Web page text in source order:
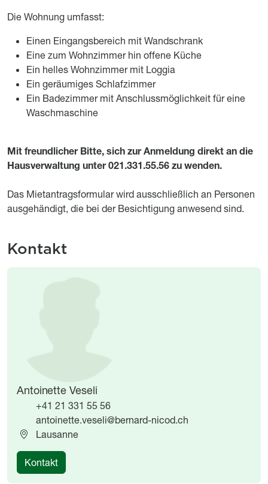
Die Wohnung umfasst:
Einen Eingangsbereich mit Wandschrank
Eine zum Wohnzimmer hin offene Küche
Ein helles Wohnzimmer mit Loggia
Ein geräumiges Schlafzimmer
Ein Badezimmer mit Anschlussmöglichkeit für eine
Waschmaschine
Mit freundlicher Bitte, sich zur Anmeldung direkt an die
Hausverwaltung unter 021.331.55.56 zu wenden.
Das Mietantragsformular wird ausschließlich an Personen
ausgehändigt, die bei der Besichtigung anwesend sind.
Kontakt
Antoinette Veseli
+41 21 331 55 56
antoinette.veseli@bernard-nicod.ch
Lausanne
Kontakt